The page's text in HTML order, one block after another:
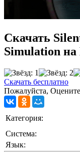
Скачать
Simulation
Скачать бесплатно
Пожалуйста,
Категория:
Cистема:
Язык: